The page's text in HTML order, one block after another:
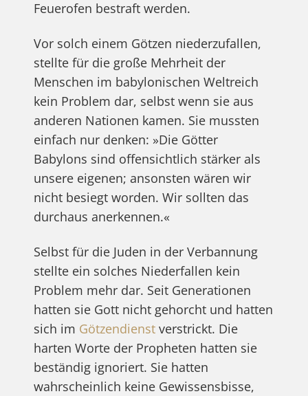
Feuerofen bestraft werden.
Vor solch einem Götzen niederzufallen,
stellte für die große Mehrheit der
Menschen im babylonischen Weltreich
kein Problem dar, selbst wenn sie aus
anderen Nationen kamen. Sie mussten
einfach nur denken: »Die Götter
Babylons sind offensichtlich stärker als
unsere eigenen; ansonsten wären wir
nicht besiegt worden. Wir sollten das
durchaus anerkennen.«
Selbst für die Juden in der Verbannung
stellte ein solches Niederfallen kein
Problem mehr dar. Seit Generationen
hatten sie Gott nicht gehorcht und hatten
sich im Götzendienstverstrickt. Die
harten Worte der Propheten hatten sie
beständig ignoriert. Sie hatten
wahrscheinlich keine Gewissensbisse,